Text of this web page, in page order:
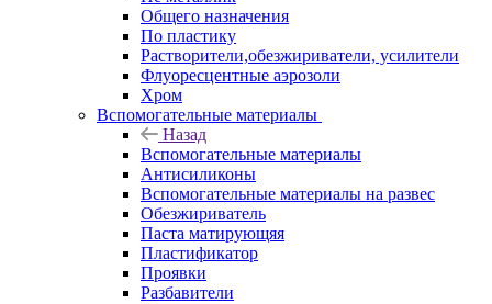
Общего назначения
По пластику
Растворители,обезжириватели, усилители
Флуоресцентные аэрозоли
Хром
Вспомогательные материалы
Назад
Вспомогательные материалы
Антисиликоны
Вспомогательные материалы на развес
Обезжириватель
Паста матирующяя
Пластификатор
Проявки
Разбавители